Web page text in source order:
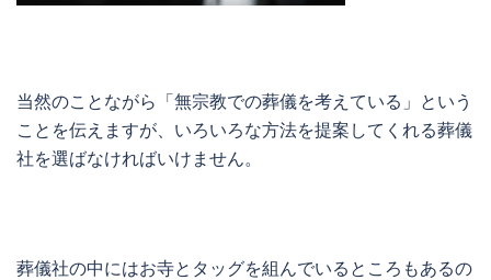
当然のことながら「無宗教での葬儀を考えている」という
ことを伝えますが、いろいろな方法を提案してくれる葬儀
社を選ばなければいけません。
葬儀社の中にはお寺とタッグを組んでいるところもあるの